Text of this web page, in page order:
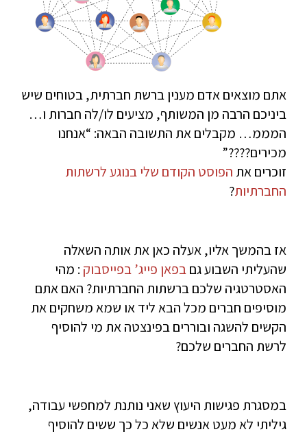
אתם מוצאים אדם מענין ברשת חברתית, בטוחים שיש
ביניכם הרבה מן המשותף, מציעים לו/לה חברות ו…
המממ… מקבלים את התשובה הבאה: “אנחנו
מכירים????”
זוכרים את הפוסט הקודם שלי בנוגע לרשתות
החברתיות?
אז בהמשך אליו, אעלה כאן את אותה השאלה
שהעליתי השבוע גםבפאן פייג’ בפייסבוק : מהי
האסטרטגיה שלכם ברשתות החברתיות? האם אתם
מוסיפים חברים מכל הבא ליד או שמא משחקים את
הקשים להשגה ובוררים בפינצטה את מי להוסיף
לרשת החברים שלכם?
במסגרת פגישות היעוץ שאני נותנת למחפשי עבודה,
גיליתי לא מעט אנשים שלא כל כך ששים להוסיף